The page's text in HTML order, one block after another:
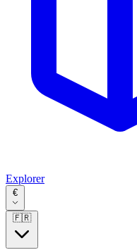
Explorer
€
🇫🇷